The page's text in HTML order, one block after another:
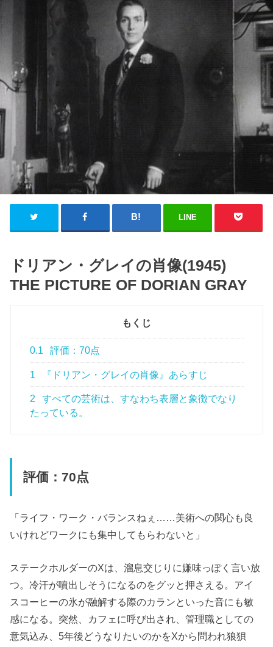
LINE
ドリアン・グレイの肖像(1945)
THE PICTURE OF DORIAN GRAY
もくじ
0.1 評価：70点
1 『ドリアン・グレイの肖像』あらすじ
2
すべての芸術は、すなわち表層と象徴でなり
たっている。
評価：70点
「ライフ・ワーク・バランスねぇ……美術への関心も良
いけれどワークにも集中してもらわないと」
ステークホルダーのXは、溜息交じりに嫌味っぽく言い放
つ。冷汗が噴出しそうになるのをグッと押さえる。アイ
スコーヒーの氷が融解する際のカランといった音にも敏
感になる。突然、カフェに呼び出され、管理職としての
意気込み、5年後どうなりたいのかをXから問われ狼狽